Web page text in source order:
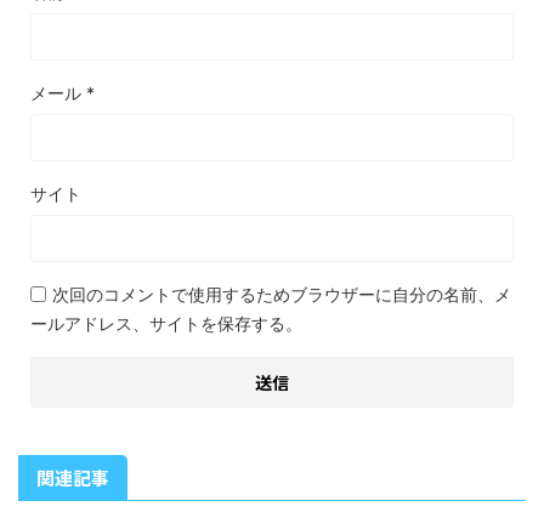
メール *
サイト
次回のコメントで使用するためブラウザーに自分の名前、メ
ールアドレス、サイトを保存する。
関連記事